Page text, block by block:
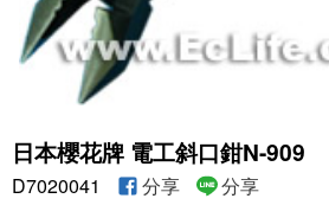
日本櫻花牌 電工斜口鉗N-909
D7020041 分享 分享